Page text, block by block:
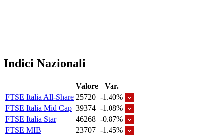
Indici Nazionali
Valore
Var.
FTSE Italia All-Share 25720 -1.40%
FTSE Italia Mid Cap 39374 -1.08%
FTSE Italia Star
46268 -0.87%
FTSE MIB
23707 -1.45%